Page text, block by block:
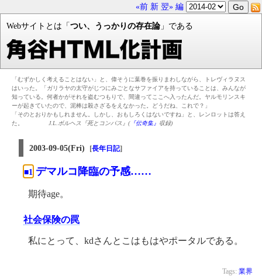
«前 新 翌» 編
Webサイトとは「 つい、うっかりの存在論」である
「むずかしく考えることはない」と、偉そうに葉巻を振りまわしながら、トレヴィラヌス
はいった。「ガリラヤの太守がじつにみごとなサファイアを持っていることは、みんなが
知っている。何者かがそれを盗むつもりで、間違ってここへ入ったんだ。ヤルモリンスキ
ーが起きていたので、泥棒は殺さざるをえなかった。どうだね、これで？」
「そのとおりかもしれません。しかし、おもしろくはないですね」と、レンロットは答え
た。
J.L.ボルヘス『死とコンパス』(『伝奇集』 収録)
2003-09-05(Fri) [長年日記]
■1 デマルコ降臨の予感……
期待age。
社会保険の罠
私にとって、kdさんとこはもはやポータルである。
Tags: 業界